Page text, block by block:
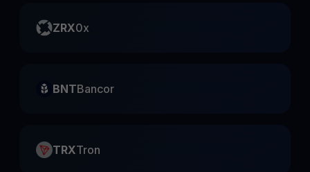
ZRX0x
BNTBancor
TRXTron